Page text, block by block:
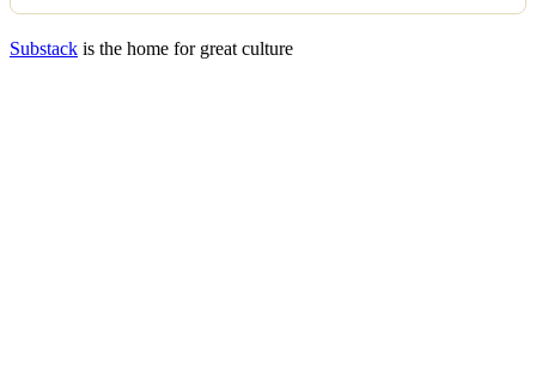
Substack is the home for great culture